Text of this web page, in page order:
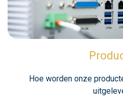
Hoe worden onze